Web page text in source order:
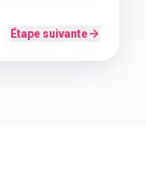
Étape suivante